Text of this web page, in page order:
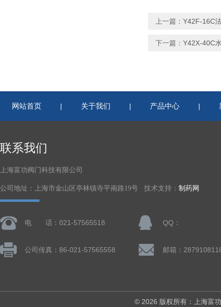
上一篇： Y42F-16C
下一篇： Y42X-40C
网站首页 | 关于我们 | 产品中心 |
联系我们
上海富功阀门科技有限公司
公司地址：上海市金山区亭林镇寺平南路19号 技术支持： 制药网
电 话：021-57565518 QQ：
公司传真：86-021-57565558 邮箱：
© 2026 版权所有：上海富